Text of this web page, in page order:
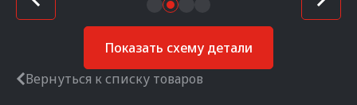
Показать схему детали
Вернуться к списку товаров